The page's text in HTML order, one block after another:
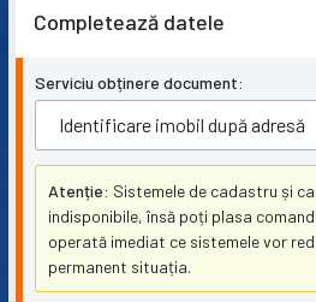
Completează datele
Serviciu obținere document:
Atenție: Sistemele de cadastru și
indisponibile, însă poți plasa
operată imediat ce sistemele vor
permanent situația.